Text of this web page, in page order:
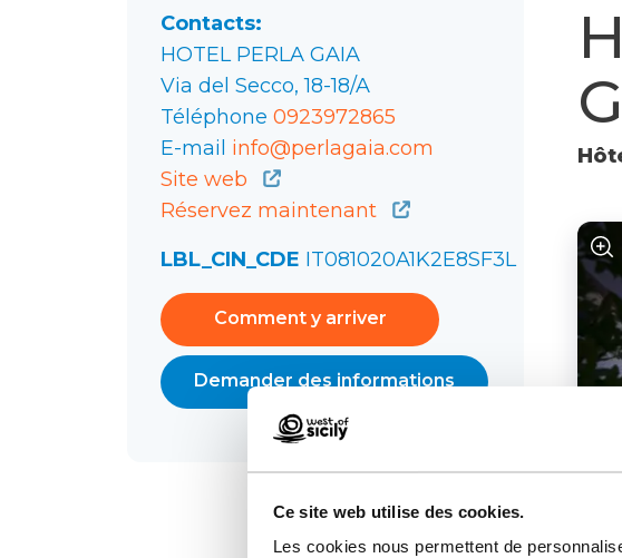
Ce site web utilise des cookies.
Les cookies nous permettent de
Contacts:
HOTEL PERLA GAIA
Via del Secco, 18-18/A
Téléphone 0923972865
E-mail info@perlagaia.com
Site web
Réservez maintenant
LBL_CIN_CDE IT081020A1K2E8SF3L
Comment y arriver
Demander des informations